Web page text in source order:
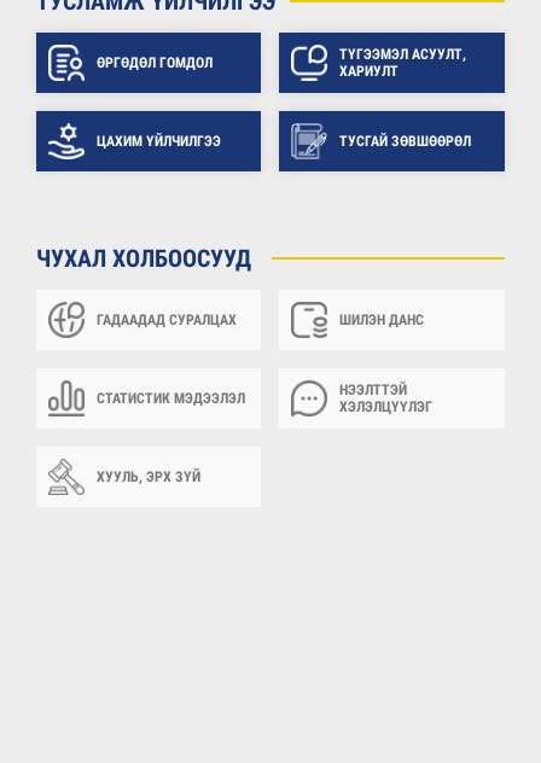
ӨРГӨДӨЛ ГОМДОЛ
ТҮГЭЭМЭЛ АСУУЛТ,
ХАРИУЛТ
ЦАХИМ ҮЙЛЧИЛГЭЭ ТУСГАЙ ЗӨВШӨӨРӨЛ
ЧУХАЛ ХОЛБООСУУД
ГАДААДАД СУРАЛЦАХ ШИЛЭН ДАНС
СТАТИСТИК МЭДЭЭЛЭЛ
НЭЭЛТТЭЙ
ХЭЛЭЛЦҮҮЛЭГ
ХУУЛЬ, ЭРХ ЗҮЙ